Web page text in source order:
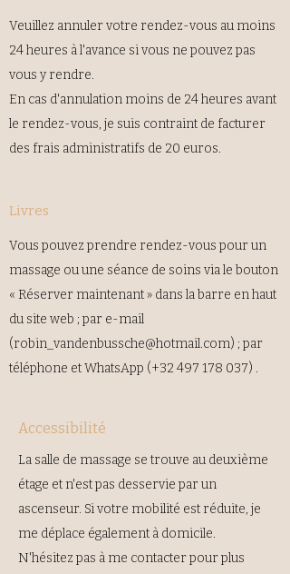
Veuillez annuler votre rendez-vous au moins
24 heures à l'avance si vous ne pouvez pas
vous y rendre.
En cas d'annulation moins de 24 heures avant
le rendez-vous, je suis contraint de facturer
des frais administratifs de 20 euros.
Livres
Vous pouvez prendre rendez-vous pour un
massage ou une séance de soins via le bouton
« Réserver maintenant » dans la barre en haut
du site web ; par e-mail
(robin_vandenbussche@hotmail.com) ; par
téléphone et WhatsApp (+32 497 178 037) .
Accessibilité
La salle de massage se trouve au deuxième
étage et n'est pas desservie par un
ascenseur. Si votre mobilité est réduite, je
me déplace également à domicile.
N'hésitez pas à me contacter pour plus